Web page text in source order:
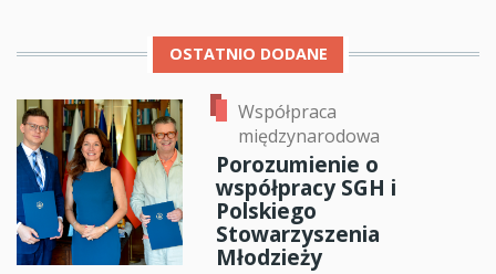
OSTATNIO DODANE
Współpraca
międzynarodowa
Porozumienie o
współpracy SGH i
Polskiego
Stowarzyszenia
Młodzieży